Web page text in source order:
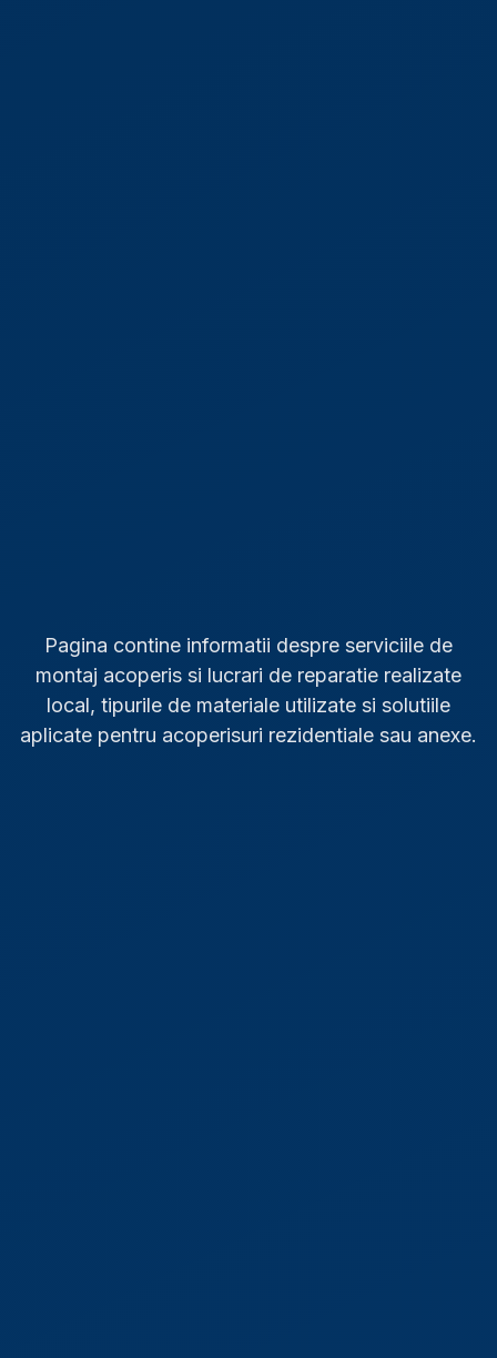
Pagina contine informatii despre serviciile de
montaj acoperis si lucrari de reparatie realizate
local, tipurile de materiale utilizate si solutiile
aplicate pentru acoperisuri rezidentiale sau anexe.